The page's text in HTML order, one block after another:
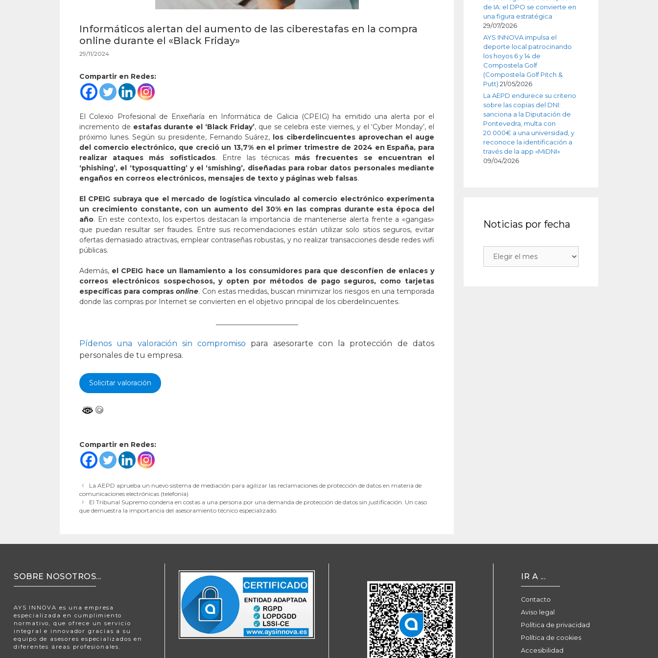
Informáticos alertan del aumento de las ciberestafas en la compra
online durante el «Black Friday»
29/11/2024
Compartir en Redes:
El Colexio Profesional de Enxeñaría en Informática de Galicia (CPEIG) ha emitido una alerta por el
incremento de estafas durante el ‘Black Friday’, que se celebra este viernes, y el ‘Cyber Monday’, el
próximo lunes. Según su presidente, Fernando Suárez, los ciberdelincuentes aprovechan el auge
del comercio electrónico, que creció un 13,7% en el primer trimestre de 2024 en España, para
realizar ataques más sofisticados. Entre las técnicas más frecuentes se encuentran el
‘phishing’, el ‘typosquatting’ y el ‘smishing’, diseñadas para robar datos personales mediante
engaños en correos electrónicos, mensajes de texto y páginas web falsas.
El CPEIG subraya que el mercado de logística vinculado al comercio electrónico experimenta
un crecimiento constante, con un aumento del 30% en las compras durante esta época del
año. En este contexto, los expertos destacan la importancia de mantenerse alerta frente a «gangas»
que puedan resultar ser fraudes. Entre sus recomendaciones están utilizar solo sitios seguros, evitar
ofertas demasiado atractivas, emplear contraseñas robustas, y no realizar transacciones desde redes wifi
públicas.
Además, el CPEIG hace un llamamiento a los consumidores para que desconfíen de enlaces y
correos electrónicos sospechosos, y opten por métodos de pago seguros, como tarjetas
específicas para comprasonline. Con estas medidas, buscan minimizar los riesgos en una temporada
donde las compras por Internet se convierten en el objetivo principal de los ciberdelincuentes.
Pídenos una valoración sin compromiso para asesorarte con la protección de datos
personales de tu empresa.
Solicitar valoración
Compartir en Redes:
La AEPD aprueba un nuevo sistema de mediación para agilizar las reclamaciones de protección de datos en materia de
comunicaciones electrónicas (telefonía)
El Tribunal Supremo condena en costas a una persona por una demanda de protección de datos sin justificación. Un caso
que demuestra la importancia del asesoramiento técnico especializado.
de IA: el DPO se convierte en
una figura estratégica
29/07/2026
AYS INNOVA impulsa el
deporte local patrocinando
los hoyos 6 y 14 de
Compostela Golf
(Compostela Golf Pitch &
Putt) 21/05/2026
La AEPD endurece su criterio
sobre las copias del DNI:
sanciona a la Diputación de
Pontevedra, multa con
20.000€ a una universidad, y
reconoce la identificación a
través de la app «MiDNI»
09/04/2026
Noticias por fecha
SOBRE NOSOTROS...
AYS INNOVA es una empresa
especializada en cumplimiento
normativo, que ofrece un servicio
integral e innovador gracias a su
equipo de asesores especializados en
diferentes áreas profesionales.
IR A ...
Contacto
Aviso legal
Política de privacidad
Política de cookies
Accesibilidad